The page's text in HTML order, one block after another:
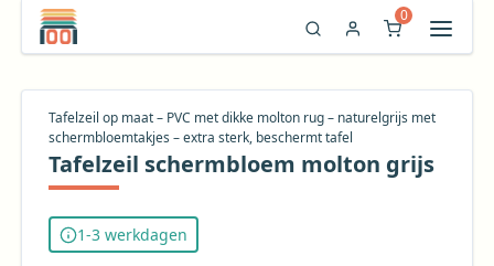
0
Tafelzeil op maat – PVC met dikke molton rug – naturelgrijs met
schermbloemtakjes – extra sterk, beschermt tafel
Tafelzeil schermbloem molton grijs
1-3 werkdagen